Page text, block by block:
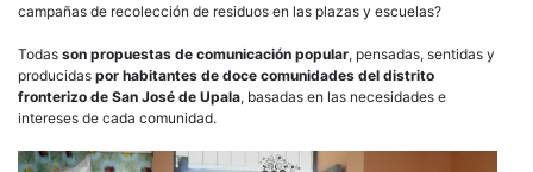
San
campañas de recolección de residuos en las plazas y escuelas?
Todas son propuestas de comunicación popular, pensadas, sentidas y
producidas por habitantes de doce comunidades del distrito
fronterizo de San José de Upala, basadas en las necesidades e
intereses de cada comunidad.